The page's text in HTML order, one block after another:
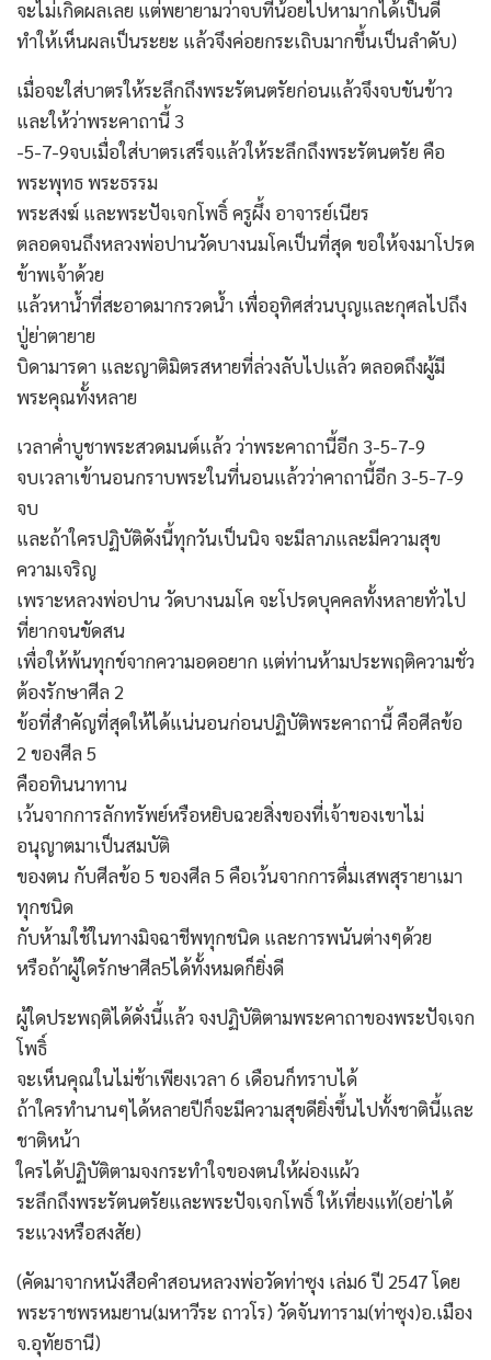
จะไม่เกิดผลเลย แต่พยายามว่าจบที่น้อยไปหามากได้เป็นดี
ทำให้เห็นผลเป็นระยะ แล้วจึงค่อยกระเถิบมากขึ้นเป็นลำดับ)
เมื่อจะใส่บาตรให้ระลึกถึงพระรัตนตรัยก่อนแล้วจึงจบขันข้าว
และให้ว่าพระคาถานี้ 3
-5-7-9จบเมื่อใส่บาตรเสร็จแล้วให้ระลึกถึงพระรัตนตรัย คือ
พระพุทธ พระธรรม
พระสงฆ์ และพระปัจเจกโพธิ์ ครูผึ้ง อาจารย์เนียร
ตลอดจนถึงหลวงพ่อปานวัดบางนมโคเป็นที่สุด ขอให้จงมาโปรด
ข้าพเจ้าด้วย
แล้วหาน้ำที่สะอาดมากรวดน้ำ เพื่ออุทิศส่วนบุญและกุศลไปถึง
ปู่ย่าตายาย
บิดามารดา และญาติมิตรสหายที่ล่วงลับไปแล้ว ตลอดถึงผู้มี
พระคุณทั้งหลาย
เวลาค่ำบูชาพระสวดมนต์แล้ว ว่าพระคาถานี้อีก 3-5-7-9
จบเวลาเข้านอนกราบพระในที่นอนแล้วว่าคาถานี้อีก 3-5-7-9
จบ
และถ้าใครปฏิบัติดังนี้ทุกวันเป็นนิจ จะมีลาภและมีความสุข
ความเจริญ
เพราะหลวงพ่อปาน วัดบางนมโค จะโปรดบุคคลทั้งหลายทั่วไป
ที่ยากจนขัดสน
เพื่อให้พ้นทุกข์จากความอดอยาก แต่ท่านห้ามประพฤติความชั่ว
ต้องรักษาศีล 2
ข้อที่สำคัญที่สุดให้ได้แน่นอนก่อนปฏิบัติพระคาถานี้ คือศีลข้อ
2 ของศีล 5
คืออทินนาทาน
เว้นจากการลักทรัพย์หรือหยิบฉวยสิ่งของที่เจ้าของเขาไม่
อนุญาตมาเป็นสมบัติ
ของตน กับศีลข้อ 5 ของศีล 5 คือเว้นจากการดื่มเสพสุรายาเมา
ทุกชนิด
กับห้ามใช้ในทางมิจฉาชีพทุกชนิด และการพนันต่างๆด้วย
หรือถ้าผู้ใดรักษาศีล5ได้ทั้งหมดก็ยิ่งดี
ผู้ใดประพฤติได้ดั่งนี้แล้ว จงปฏิบัติตามพระคาถาของพระปัจเจก
โพธิ์
จะเห็นคุณในไม่ช้าเพียงเวลา 6 เดือนก็ทราบได้
ถ้าใครทำนานๆได้หลายปีก็จะมีความสุขดียิ่งขึ้นไปทั้งชาตินี้และ
ชาติหน้า
ใครได้ปฏิบัติตามจงกระทำใจของตนให้ผ่องแผ้ว
ระลึกถึงพระรัตนตรัยและพระปัจเจกโพธิ์ ให้เที่ยงแท้(อย่าได้
ระแวงหรือสงสัย)
(คัดมาจากหนังสือคำสอนหลวงพ่อวัดท่าซุง เล่ม6 ปี 2547 โดย
พระราชพรหมยาน(มหาวีระ ถาวโร) วัดจันทาราม(ท่าซุง)อ.เมือง
จ.อุทัยธานี)